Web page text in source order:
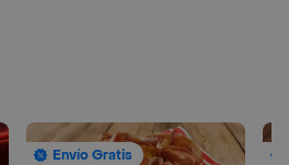
Envío Gratis